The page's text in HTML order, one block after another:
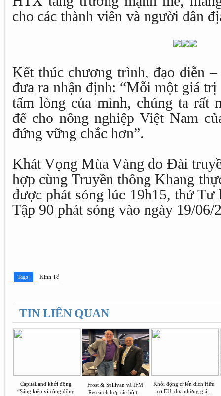
cho các thành viên và người dân
Kết thúc chương trình, đạo diễn
đưa ra nhận định: “Mỗi một giá
tấm lòng của mình, chúng ta rất
để cho nông nghiệp Việt Nam
đứng vững chắc hơn”.
Khát Vọng Mùa Vàng do Đài
hợp cùng Truyền thông Khang
được phát sóng lúc 19h15, thứ
Tập 90 phát sóng vào ngày 19/06/
Tags: Kinh Tế
TIN LIÊN QUAN
CapitaLand khởi động
“Sáng kiến vì cộng đồng
Frost & Sullivan và IFM
Research hợp tác hỗ t...
Khởi động chiến dịch Hữu
cơ EU, đưa những giá...